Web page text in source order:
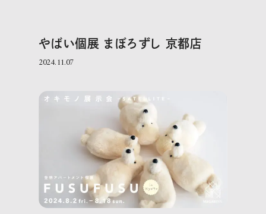
やばい個展 まぼろずし 京都店
2024.11.07